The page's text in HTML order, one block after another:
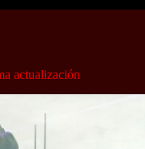
actualización